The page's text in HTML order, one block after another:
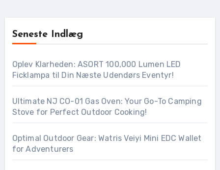
Seneste Indlæg
Oplev Klarheden: ASORT 100,000 Lumen LED
Ficklampa til Din Næste Udendørs Eventyr!
Ultimate NJ CO-01 Gas Oven: Your Go-To Camping
Stove for Perfect Outdoor Cooking!
Optimal Outdoor Gear: Watris Veiyi Mini EDC Wallet
for Adventurers